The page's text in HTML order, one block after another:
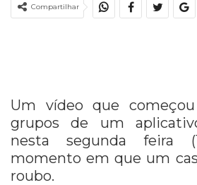
Compartilhar
Um vídeo que
grupos de um
nesta segunda feira
momento em que um
roubo.